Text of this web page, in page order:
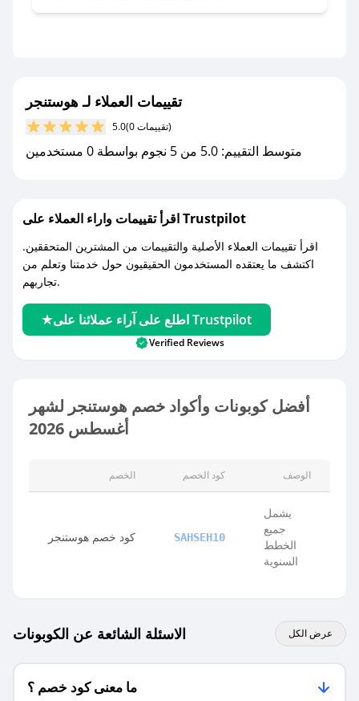
مع صحصح، تسوق بذكاء ووفّر على كل مشترياتك مع
تقييمات العملاء لـ هوستنجر
5.0 (0 تقييمات)
متوسط التقييم: 5.0 من 5 نجوم بواسطة 0 مستخدمين
اقرأ تقييمات واراء العملاء على Trustpilot
اقرأ تقييمات العملاء الأصلية والتقييمات من المشترين المتحققين.
اكتشف ما يعتقده المستخدمون الحقيقيون حول خدمتنا وتعلم من
تجاربهم.
اطلع على آراء عملائنا على Trustpilot
Verified Reviews
أفضل كوبونات وأكواد خصم هوستنجر لشهر
أغسطس 2026
الخصم كود الخصم الوصف
كود خصم هوستنجر SAHSEH10
يشمل
جميع
الخطط
السنوية
الاسئلة الشائعة عن الكوبونات عرض الكل
ما معنى كود خصم ؟